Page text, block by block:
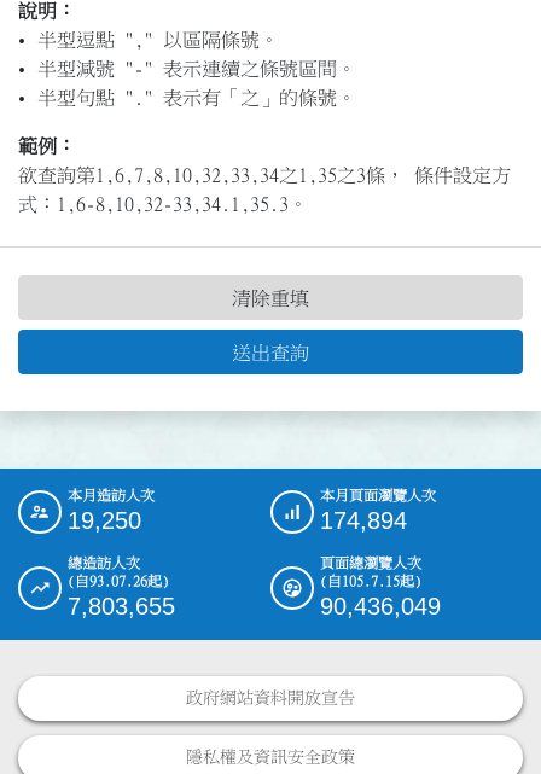
說明：
半型逗點 "," 以區隔條號。
半型減號 "-" 表示連續之條號區間。
半型句點 "." 表示有「之」的條號。
範例：
欲查詢第1,6,7,8,10,32,33,34之1,35之3條， 條件設定方
式：1,6-8,10,32-33,34.1,35.3。
送出查詢
清除重填
::: 本月造訪人次
19,250
本月頁面瀏覽人次
174,894
總造訪人次
(自93.07.26起)
7,803,655
頁面總瀏覽人次
(自105.7.15起)
90,436,049
政府網站資料開放宣告
隱私權及資訊安全政策